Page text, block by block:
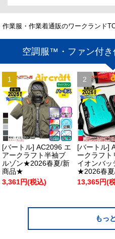
作業服・作業着通販のワークランド
空調服™・ファン付
[バートル] AC2096 エ
アークラフト半袖ブ
ルゾン★2026春夏/新
商品★
3,361円(税込)
[バートル]
ークラフト
イオンバッ
★2026春
13,365円(
もっ